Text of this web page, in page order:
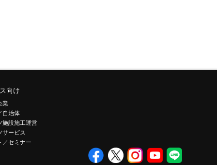
向け
業
自治体
施設施工運営
サービス
／セミナー